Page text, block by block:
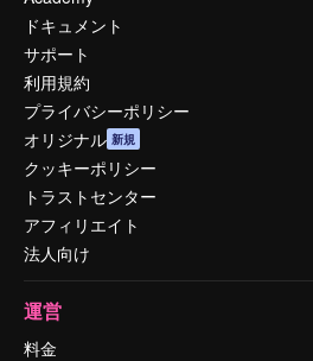
ドキュメント
サポート
利用規約
プライバシーポリシー
オリジナル 新規
クッキーポリシー
トラストセンター
アフィリエイト
法人向け
運営
料金